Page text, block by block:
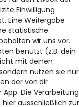
Einwilligung
Eine Weitergabe
statistische
wir uns vor.
benutzt (z.B. dein
mit deinen
nutzen sie nur
der von dir
Die Verarbeitung
ausschließlich zur